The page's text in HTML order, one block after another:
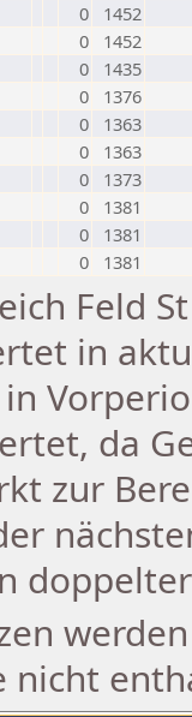
0
1452
0
1452
0
1435
0
1376
0
1363
0
1363
0
1373
0
1381
0
1381
0 1381
Feld
in
da
zur
nicht